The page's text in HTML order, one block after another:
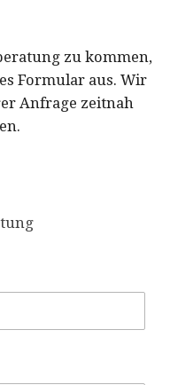
zu kommen,
Formular aus. Wir
Anfrage zeitnah